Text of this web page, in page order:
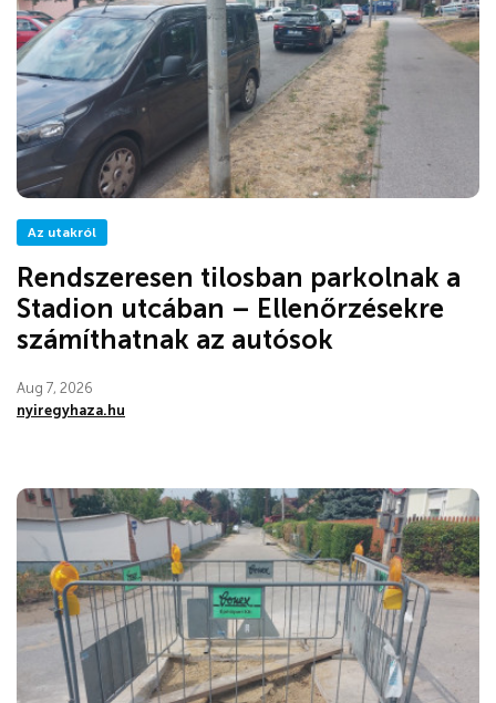
Az utakról
Rendszeresen tilosban parkolnak a
Stadion utcában – Ellenőrzésekre
számíthatnak az autósok
Aug 7, 2026
nyiregyhaza.hu